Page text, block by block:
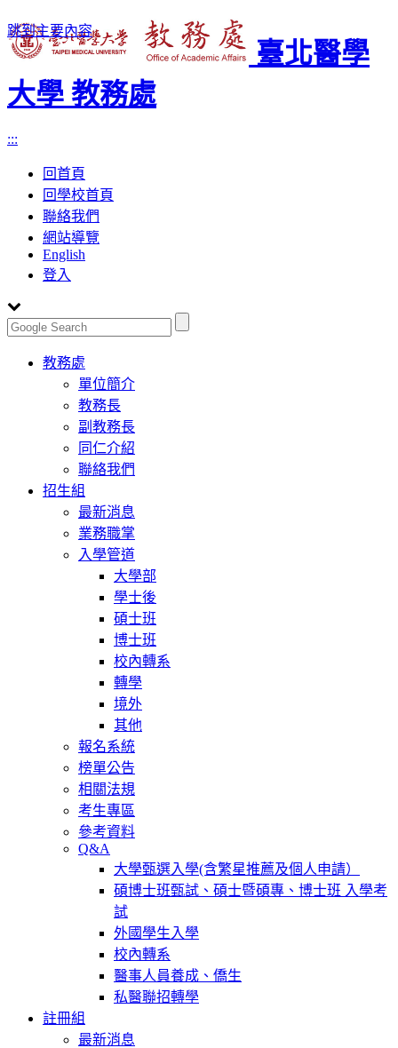
跳到主要內容
臺北醫學
大學 教務處
:::
回首頁
回學校首頁
聯絡我們
網站導覽
English
登入
Toggle
navigation
教務處
單位簡介
教務長
副教務長
同仁介紹
聯絡我們
招生組
最新消息
業務職掌
入學管道
大學部
學士後
碩士班
博士班
校內轉系
轉學
境外
其他
報名系統
榜單公告
相關法規
考生專區
參考資料
Q&A
大學甄選入學(含繁星推薦及個人申請）
碩博士班甄試、碩士暨碩專、博士班 入學考
試
外國學生入學
校內轉系
醫事人員養成、僑生
私醫聯招轉學
註冊組
最新消息